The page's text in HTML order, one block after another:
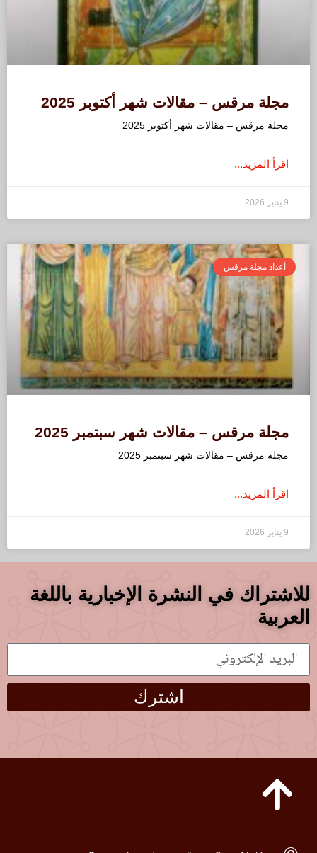
مجلة مرقس – مقالات شهر أكتوبر 2025
مجلة مرقس – مقالات شهر أكتوبر 2025
اقرأ المزيد...
9 يناير 2026
أعداد مجلة مرقس
مجلة مرقس – مقالات شهر سبتمبر 2025
مجلة مرقس – مقالات شهر سبتمبر 2025
اقرأ المزيد...
9 يناير 2026
للاشتراك في النشرة الإخبارية باللغة
العربية
اشترك